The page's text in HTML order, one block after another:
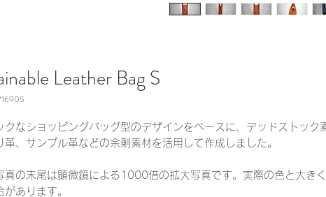
Leather Bag S
クなショッピングバッグ型のデザインをベースに、デッドストック
革、サンプル革などの余剰素材を活用して作成しました。
真の末尾は顕微鏡による1000倍の拡大写真です。実際の色と大き
があります。